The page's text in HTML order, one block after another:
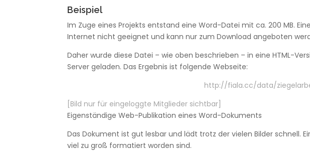
Beispiel
Im Zuge eines Projekts entstand eine Word-Datei mit ca. 200 MB.
Internet nicht geeignet und kann nur zum Download angeboten
Daher wurde diese Datei – wie oben beschrieben – in eine HTML-
Server geladen. Das Ergebnis ist folgende Webseite:
http://fiala.cc/data/
[Bild nur für eingeloggte Mitglieder sichtbar]
Eigenständige Web-Publikation eines Word-Dokuments
Das Dokument ist gut lesbar und lädt trotz der vielen Bilder schnell.
viel zu groß formatiert worden sind.